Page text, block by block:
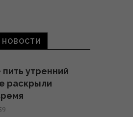
как быстро и
их гнездо
не
утренний
раскрыли